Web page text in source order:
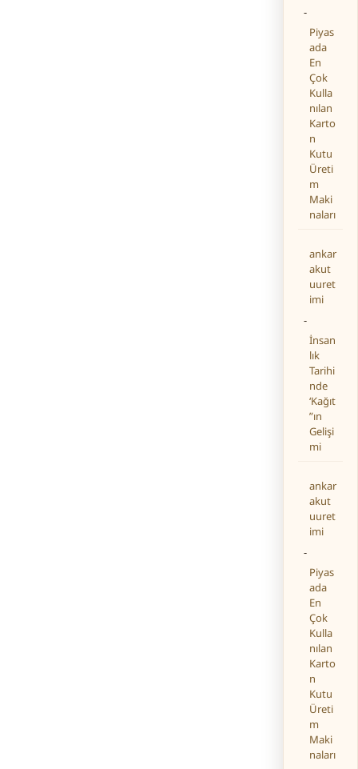
-
Piyas
ada
En
Çok
Kulla
nılan
Karto
n
Kutu
Üreti
m
Maki
naları
ankar
akut
uuret
imi
-
İnsan
lık
Tarihi
nde
‘Kağıt
”ın
Gelişi
mi
ankar
akut
uuret
imi
-
Piyas
ada
En
Çok
Kulla
nılan
Karto
n
Kutu
Üreti
m
Maki
naları